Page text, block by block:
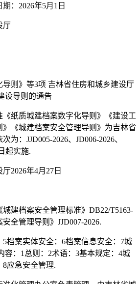
：2026年5月1日
厅
导则》等3项 吉林省住房和城乡建设厅
设导则的通告
纸质城建档案数字化导则》《建设工
《城建档案安全管理导则》为吉林省
为：JJD005-2026、JD006-2026、
起实施.
2026年4月27日
建档案安全管理标准》DB22/T5163-
全管理导则》JJD007-2026.
档案实体安全：6档案信息安全：7城
容：1总则：2术语：3基本规定：4城
应急安全管理.